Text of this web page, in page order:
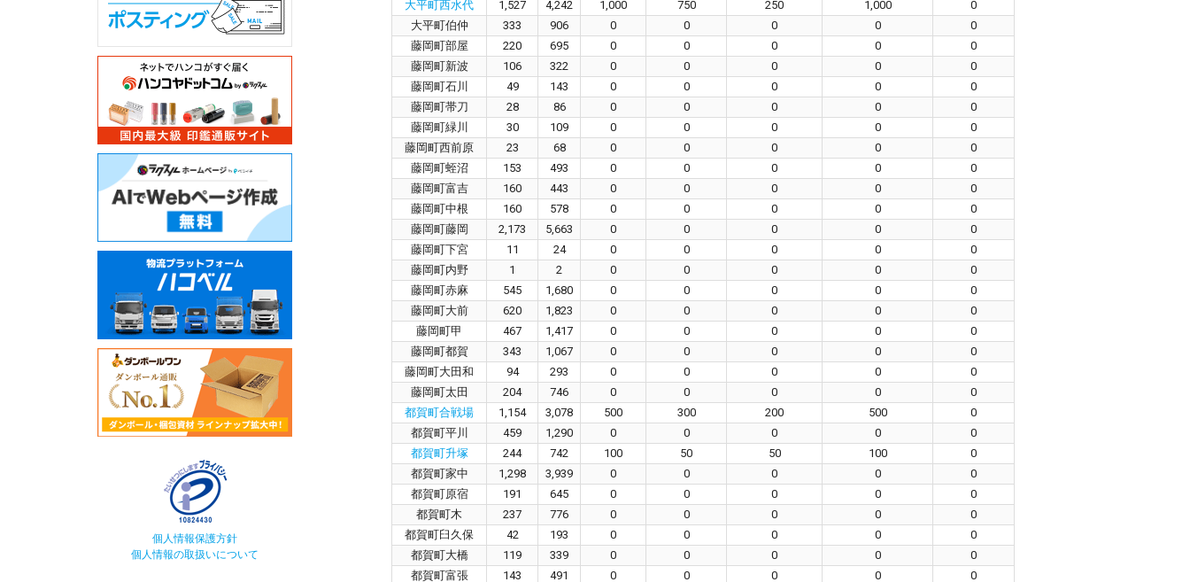
個人情報保護方針
個人情報の取扱いについて
大平町西水代
1,527 4,242 1,000 750 250 1,000
0
大平町伯仲
333 906 0 0 0 0
0
藤岡町部屋
220 695 0 0 0 0
0
藤岡町新波
106 322 0 0 0 0
0
藤岡町石川
49 143 0 0 0 0
0
藤岡町帯刀
28 86 0 0 0 0
0
藤岡町緑川
30 109 0 0 0 0
0
藤岡町西前原
23 68 0 0 0 0
0
藤岡町蛭沼
153 493 0 0 0 0
0
藤岡町富吉
160 443 0 0 0 0
0
藤岡町中根
160 578 0 0 0 0
0
藤岡町藤岡
2,173 5,663 0 0 0 0
0
藤岡町下宮
11 24 0 0 0 0
0
藤岡町内野
1 2 0 0 0 0
0
藤岡町赤麻
545 1,680 0 0 0 0
0
藤岡町大前
620 1,823 0 0 0 0
0
藤岡町甲
467 1,417 0 0 0 0
0
藤岡町都賀
343 1,067 0 0 0 0
0
藤岡町大田和
94 293 0 0 0 0
0
藤岡町太田
204 746 0 0 0 0
0
都賀町合戦場
1,154 3,078 500 300 200 500
0
都賀町平川
459 1,290 0 0 0 0
0
都賀町升塚
244 742 100 50 50 100
0
都賀町家中
1,298 3,939 0 0 0 0
0
都賀町原宿
191 645 0 0 0 0
0
都賀町木
237 776 0 0 0 0
0
都賀町臼久保
42 193 0 0 0 0
0
都賀町大橋
119 339 0 0 0 0
0
都賀町富張
143 491 0 0 0 0 0